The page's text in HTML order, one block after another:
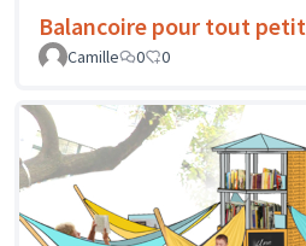
Balancoire pour tout petit
Camille
0 0